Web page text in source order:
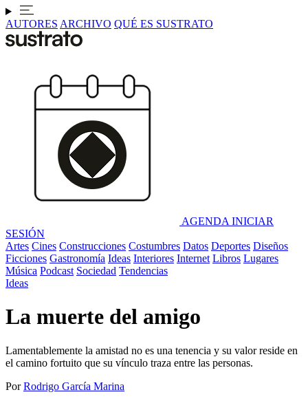
AUTORES ARCHIVO QUÉ ES SUSTRATO
AGENDA INICIAR
SESIÓN
Artes Cines Construcciones Costumbres Datos Deportes Diseños
Ficciones Gastronomía Ideas Interiores Internet Libros Lugares
Música Podcast Sociedad Tendencias
Ideas
La muerte del amigo
Lamentablemente la amistad no es una tenencia y su valor reside en
el camino fortuito que su vínculo traza entre las personas.
Por Rodrigo García Marina